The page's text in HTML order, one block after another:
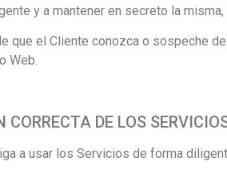
y a mantener en secreto la
que el Cliente conozca o sospeche
Web.
DE LOS
a usar los Servicios de forma